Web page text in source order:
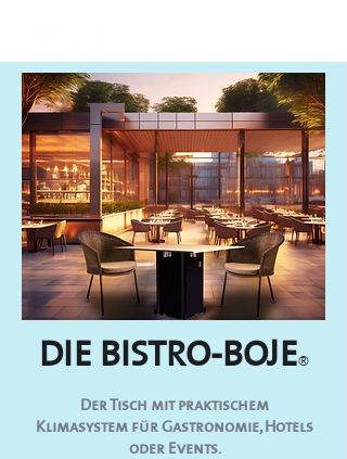
DIE BISTRO-BOJE®
Der Tisch mit praktischem
Klimasystem für Gastronomie, Hotels
oder Events.